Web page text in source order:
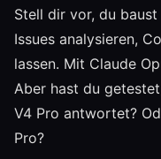
Stell dir vor, du
Issues analysieren,
lassen. Mit Claude
Aber hast du
V4 Pro antwortet?
Pro?